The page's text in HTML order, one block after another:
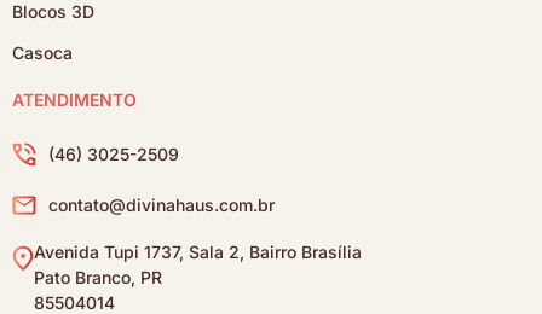
Blocos 3D
Casoca
ATENDIMENTO
(46) 3025-2509
contato@divinahaus.com.br
Avenida Tupi 1737, Sala 2, Bairro Brasília
Pato Branco, PR
85504014